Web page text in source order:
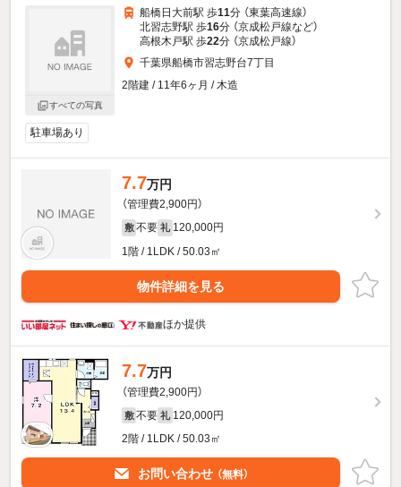
すべての写真
船橋日大前駅 歩11分 （東葉高速線）
北習志野駅 歩16分 （京成松戸線など）
高根木戸駅 歩22分 （京成松戸線）
千葉県船橋市習志野台7丁目
2階建 / 11年6ヶ月 / 木造
駐車場あり
7.7万円
（管理費2,900円）
敷 不要 礼 120,000円
1階 / 1LDK / 50.03㎡
物件詳細を見る
ほか提供
7.7万円
（管理費2,900円）
敷 不要 礼 120,000円
2階 / 1LDK / 50.03㎡
お問い合わせ （無料）